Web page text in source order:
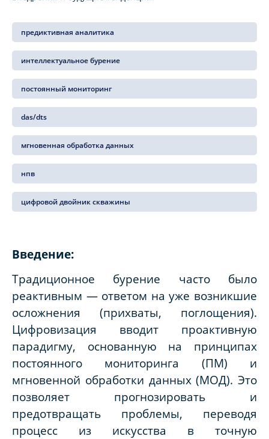
предиктивная аналитика
интеллектуальное бурение
постоянный мониторинг
das/dts
мгновенная обработка данных
нпв
цифровой двойник скважины
Введение:
Традиционное бурение часто было
реактивным — ответом на уже возникшие
осложнения (прихваты, поглощения).
Цифровизация вводит проактивную
парадигму, основанную на принципах
постоянного мониторинга (ПМ) и
мгновенной обработки данных (МОД). Это
позволяет прогнозировать и
предотвращать проблемы, переводя
процесс из искусства в точную